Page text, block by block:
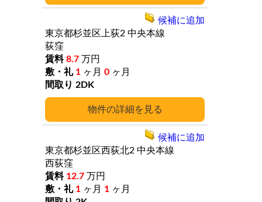
詳細
東京都杉並区上荻2 中央本線
荻窪
8.7 万円
1 ヶ月 0 ヶ月
2DK
候補に追加
東京都杉並区西荻北2 中央本線
西荻窪
12.7 万円
1 ヶ月 1 ヶ月
候補に追加